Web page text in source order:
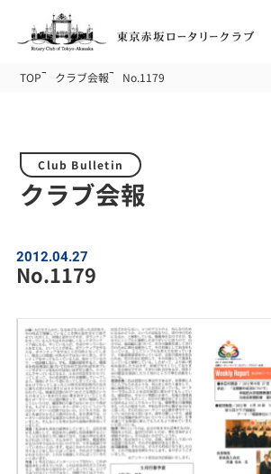
TOP クラブ会報 No.1179
Club Bulletin
クラブ会報
2012.04.27
No.1179